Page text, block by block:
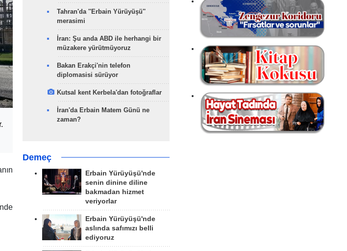
Tahran'da ''Erbain Yürüyüşü''
merasimi
İran: Şu anda ABD ile herhangi bir
müzakere yürütmüyoruz
Bakan Erakçi'nin telefon
diplomasisi sürüyor
Kutsal kent Kerbela'dan fotoğraflar
İran'da Erbain Matem Günü ne
zaman?
Demeç
Erbain Yürüyüşü'nde
senin dinine diline
bakmadan hizmet
veriyorlar
Erbain Yürüyüşü'nde
aslında safımızı belli
ediyoruz